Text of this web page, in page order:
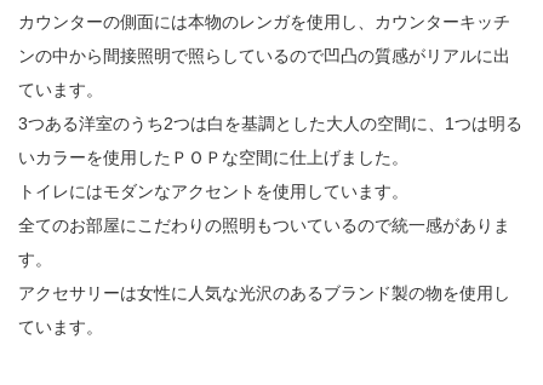
カウンターの側面には本物のレンガを使用し、カウンターキッチ
ンの中から間接照明で照らしているので凹凸の質感がリアルに出
ています。
3つある洋室のうち2つは白を基調とした大人の空間に、1つは明る
いカラーを使用したＰＯＰな空間に仕上げました。
トイレにはモダンなアクセントを使用しています。
全てのお部屋にこだわりの照明もついているので統一感がありま
す。
アクセサリーは女性に人気な光沢のあるブランド製の物を使用し
ています。